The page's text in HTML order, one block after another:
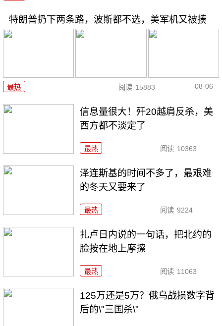
特朗普扔下两条路，波斯都不选，美军机又被揍
最热 阅读 15883 08-06
信息量很大！歼20越肩反杀，美
西方都不淡定了
最热 阅读 10363
泽连斯基的时间不多了，最艰难
的冬天又要来了
最热 阅读 9224
扎卢日内说的一句话，把北约的
脸按在地上摩擦
最热 阅读 11063
125万还是5万？俄乌战损数字背
后的\"三国杀\"